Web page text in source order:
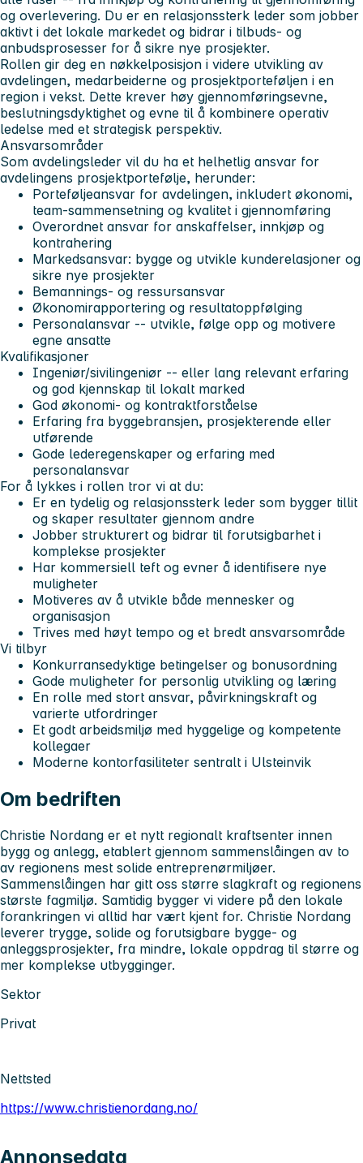
og overlevering. Du er en relasjonssterk leder som jobber
aktivt i det lokale markedet og bidrar i tilbuds- og
anbudsprosesser for å sikre nye prosjekter.
Rollen gir deg en nøkkelposisjon i videre utvikling av
avdelingen, medarbeiderne og prosjektporteføljen i en
region i vekst. Dette krever høy gjennomføringsevne,
beslutningsdyktighet og evne til å kombinere operativ
ledelse med et strategisk perspektiv.
Ansvarsområder
Som avdelingsleder vil du ha et helhetlig ansvar for
avdelingens prosjektportefølje, herunder:
Porteføljeansvar for avdelingen, inkludert økonomi,
team‑sammensetning og kvalitet i gjennomføring
Overordnet ansvar for anskaffelser, innkjøp og
kontrahering
Markedsansvar: bygge og utvikle kunderelasjoner og
sikre nye prosjekter
Bemannings‑ og ressursansvar
Økonomirapportering og resultatoppfølging
Personalansvar -- utvikle, følge opp og motivere
egne ansatte
Kvalifikasjoner
Ingeniør/sivilingeniør -- eller lang relevant erfaring
og god kjennskap til lokalt marked
God økonomi‑ og kontraktforståelse
Erfaring fra byggebransjen, prosjekterende eller
utførende
Gode lederegenskaper og erfaring med
personalansvar
For å lykkes i rollen tror vi at du:
Er en tydelig og relasjonssterk leder som bygger tillit
og skaper resultater gjennom andre
Jobber strukturert og bidrar til forutsigbarhet i
komplekse prosjekter
Har kommersiell teft og evner å identifisere nye
muligheter
Motiveres av å utvikle både mennesker og
organisasjon
Trives med høyt tempo og et bredt ansvarsområde
Vi tilbyr
Konkurransedyktige betingelser og bonusordning
Gode muligheter for personlig utvikling og læring
En rolle med stort ansvar, påvirkningskraft og
varierte utfordringer
Et godt arbeidsmiljø med hyggelige og kompetente
kollegaer
Moderne kontorfasiliteter sentralt i Ulsteinvik
Om bedriften
Christie Nordang er et nytt regionalt kraftsenter innen
bygg og anlegg, etablert gjennom sammenslåingen av to
av regionens mest solide entreprenørmiljøer.
Sammenslåingen har gitt oss større slagkraft og regionens
største fagmiljø. Samtidig bygger vi videre på den lokale
forankringen vi alltid har vært kjent for. Christie Nordang
leverer trygge, solide og forutsigbare bygge- og
anleggsprosjekter, fra mindre, lokale oppdrag til større og
mer komplekse utbygginger.
Sektor
Privat
Nettsted
https://www.christienordang.no/
Annonsedata